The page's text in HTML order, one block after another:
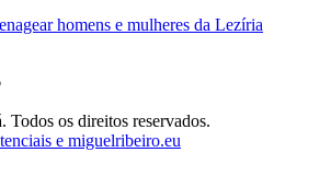
homens e mulheres da Lezíria
os direitos reservados.
e miguelribeiro.eu